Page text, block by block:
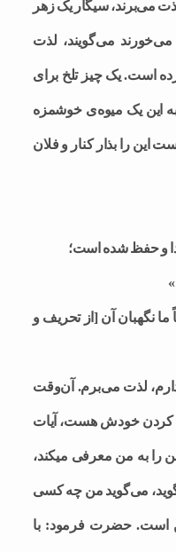
می‌برند، سیگار یک زهر
می‌گویند، لذت
است. یک چیز تلخ برای
این یک میوه‌ی خوشمزه
این را بذار کنار و فلان
و حفظ شده است؛
ما نگهبان آن [از تحریف و
لذت می‌برم. آن‌وقت
کردن خودش هست، آیات
به من معرفی میکند،
می‌گوید من چه کسی
است. حضرت فرمود: با